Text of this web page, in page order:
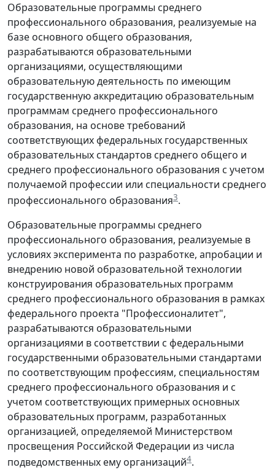
Образовательные программы среднего
профессионального образования, реализуемые на
базе основного общего образования,
разрабатываются образовательными
организациями, осуществляющими
образовательную деятельность по имеющим
государственную аккредитацию образовательным
программам среднего профессионального
образования, на основе требований
соответствующих федеральных государственных
образовательных стандартов среднего общего и
среднего профессионального образования с учетом
получаемой профессии или специальности среднего
профессионального образования3.
Образовательные программы среднего
профессионального образования, реализуемые в
условиях эксперимента по разработке, апробации и
внедрению новой образовательной технологии
конструирования образовательных программ
среднего профессионального образования в рамках
федерального проекта "Профессионалитет",
разрабатываются образовательными
организациями в соответствии с федеральными
государственными образовательными стандартами
по соответствующим профессиям, специальностям
среднего профессионального образования и с
учетом соответствующих примерных основных
образовательных программ, разработанных
организацией, определяемой Министерством
просвещения Российской Федерации из числа
подведомственных ему организаций4.